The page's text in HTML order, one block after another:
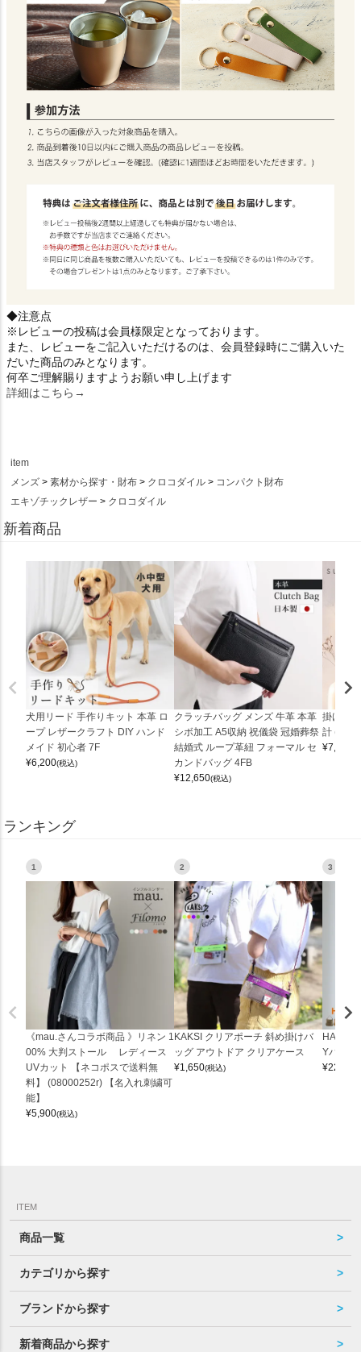
◆注意点
※レビューの投稿は会員様限定となっております。
また、レビューをご記入いただけるのは、会員登録時にご購入いた
だいた商品のみとなります。
何卒ご理解賜りますようお願い申し上げます
詳細はこちら→
item
メンズ
素材から探す・財布 クロコダイル
コンパクト財布
エキゾチックレザー
クロコダイル
新着商品
犬用リード 手作りキット 本革 ロ
ープ レザークラフト DIY ハンド
メイド 初心者 7F
¥6,200(税込)
クラッチバッグ メンズ 牛革 本革
シボ加工 A5収納 祝儀袋 冠婚葬祭
結婚式 ループ革紐 フォーマル セ
カンドバッグ 4FB
¥12,650(税込)
掛け時
計
¥7,150
ランキング
1
《mau.さんコラボ商品 》リネン 1
00% 大判ストール レディース
UVカット 【ネコポスで送料無
料】 (08000252r) 【名入れ刺繍可
能】
¥5,900(税込)
2
KAKSI クリアポーチ 斜め掛けバ
ッグ アウトドア クリアケース
¥1,650(税込)
3
Yバッグ
¥22,000
ITEM
商品一覧
カテゴリから探す
ブランドから探す
新着商品から探す